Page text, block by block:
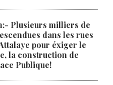
Plusieurs milliers de
dans les rues
pour éxiger le
la construction de
Publique!